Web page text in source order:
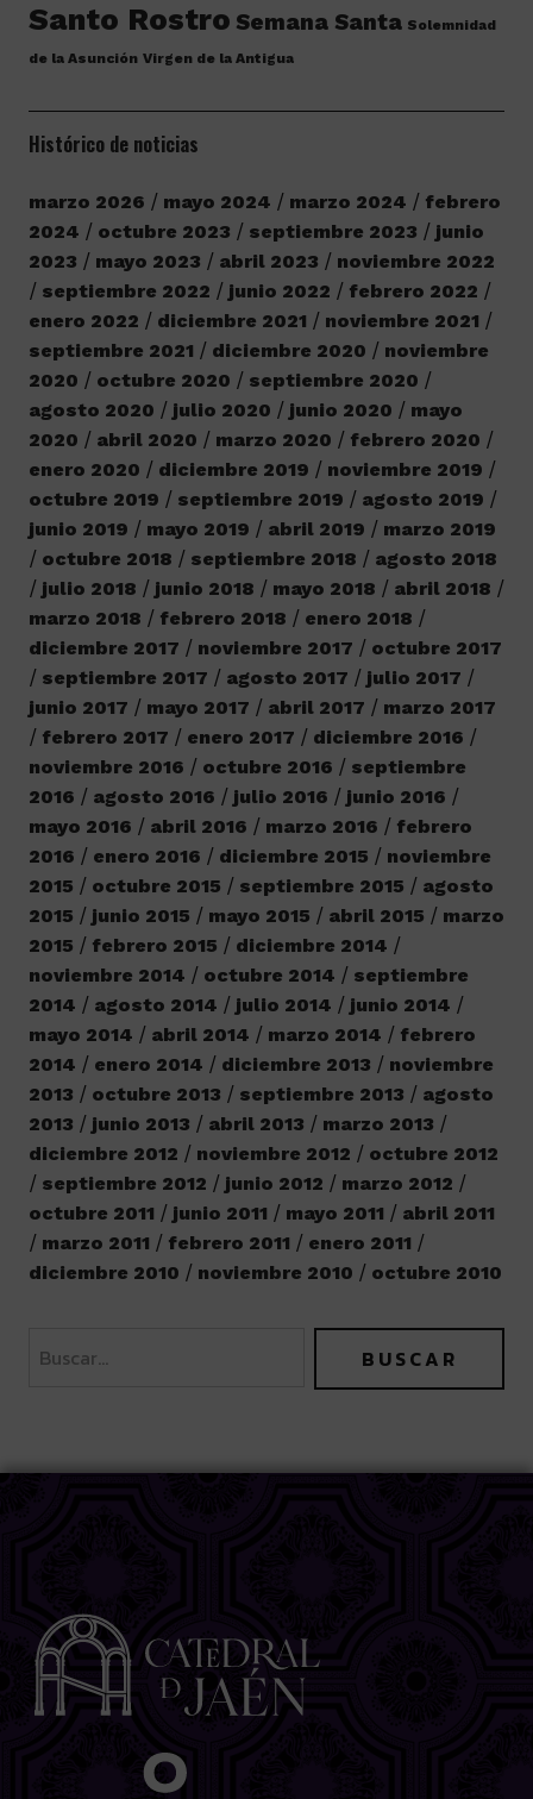
Santo Rostro Semana Santa Solemnidad
de la Asunción Virgen de la Antigua
Histórico de noticias
marzo 2026 mayo 2024 marzo 2024
febrero
2024
octubre 2023 septiembre 2023
junio
2023
mayo 2023 abril 2023
noviembre 2022
septiembre 2022
junio 2022
febrero 2022
enero 2022
diciembre 2021
noviembre 2021
septiembre 2021
diciembre 2020
noviembre
2020
octubre 2020
septiembre 2020
agosto 2020
julio 2020 junio 2020
mayo
2020
abril 2020 marzo 2020
febrero 2020
enero 2020
diciembre 2019
noviembre 2019
octubre 2019
septiembre 2019
agosto 2019
junio 2019
mayo 2019 abril 2019
marzo 2019
octubre 2018
septiembre 2018
agosto 2018
julio 2018
junio 2018 mayo 2018
abril 2018
marzo 2018
febrero 2018
enero 2018
diciembre 2017
noviembre 2017
octubre 2017
septiembre 2017
agosto 2017
julio 2017
junio 2017
mayo 2017 abril 2017
marzo 2017
febrero 2017
enero 2017
diciembre 2016
noviembre 2016
octubre 2016
septiembre
2016
agosto 2016 julio 2016
junio 2016
mayo 2016
abril 2016 marzo 2016
febrero
2016
enero 2016 diciembre 2015
noviembre
2015
octubre 2015 septiembre 2015
agosto
2015
junio 2015 mayo 2015 abril 2015
marzo
2015
febrero 2015
diciembre 2014
noviembre 2014
octubre 2014
septiembre
2014
agosto 2014 julio 2014
junio 2014
mayo 2014
abril 2014 marzo 2014
febrero
2014
enero 2014 diciembre 2013
noviembre
2013
octubre 2013 septiembre 2013
agosto
2013
junio 2013 abril 2013
marzo 2013
diciembre 2012
noviembre 2012
octubre 2012
septiembre 2012
junio 2012
marzo 2012
octubre 2011
junio 2011 mayo 2011
abril 2011
marzo 2011
febrero 2011
enero 2011
diciembre 2010
noviembre 2010 octubre 2010